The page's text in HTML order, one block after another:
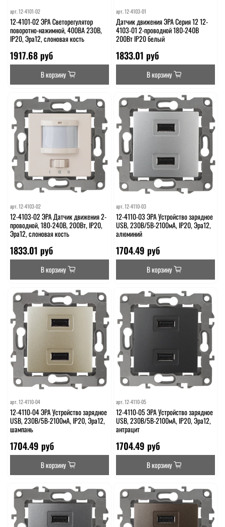
арт.12-4101-02
12-4101-02 ЭРА Светорегулятор
поворотно-нажимной, 400ВА 230В,
IP20, Эра12, слоновая кость
1917.68 руб
В корзину
арт. 12-4103-01
Датчик движения ЭРА Серия 12 12-
4103-01 2-проводной 180-240В
200Вт IP20 белый
1833.01 руб
В корзину
арт.12-4103-02
12-4103-02 ЭРА Датчик движения 2-
проводной, 180-240В, 200Вт, IP20,
Эра12, слоновая кость
1833.01 руб
В корзину
арт.12-4110-03
12-4110-03 ЭРА Устройство зарядное
USB, 230В/5В-2100мА, IP20, Эра12,
алюминий
1704.49 руб
В корзину
арт.12-4110-04
12-4110-04 ЭРА Устройство зарядное
USB, 230В/5В-2100мА, IP20, Эра12,
шампань
1704.49 руб
В корзину
арт. 12-4110-05
12-4110-05 ЭРА Устройство зарядное
USB, 230В/5В-2100мА, IP20, Эра12,
антрацит
1704.49 руб
В корзину